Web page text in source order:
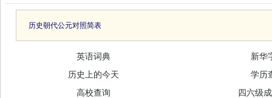
历史朝代公元对照简表
英语词典
新华
历史上的今天
学历
高校查询
四六级